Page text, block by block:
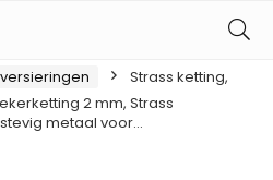
Strass ketting,
2 mm, Strass
metaal voor…